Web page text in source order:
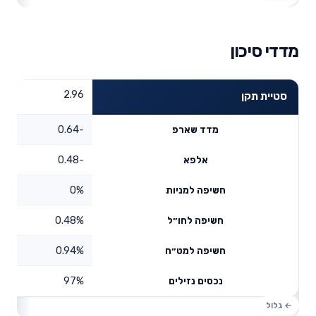
מדדי סיכון
סטיית תקן 2.96
מדד שארפ -0.64
אלפא -0.48
חשיפה למניות 0%
חשיפה לחו״ל 0.48%
חשיפה למט״ח 0.94%
נכסים נזילים 97%